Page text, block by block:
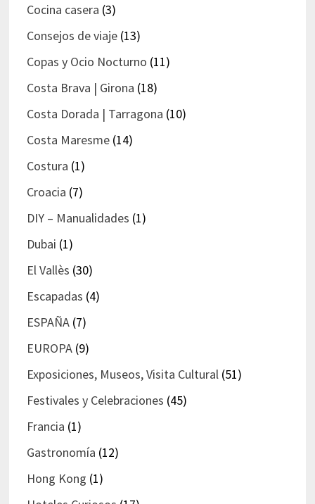
Cocina casera (3)
Consejos de viaje(13)
Copas y Ocio Nocturno (11)
Costa Brava | Girona (18)
Costa Dorada | Tarragona (10)
Costa Maresme(14)
Costura (1)
Croacia (7)
DIY – Manualidades (1)
Dubai (1)
El Vallès (30)
Escapadas (4)
ESPAÑA(7)
EUROPA(9)
Exposiciones, Museos, Visita Cultural(51)
Festivales y Celebraciones (45)
Francia (1)
Gastronomía (12)
Hong Kong (1)